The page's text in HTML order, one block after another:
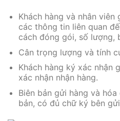
Khách hàng và nhân
các thông tin liên quan
cách đóng gói, số lượng,
Cân trọng lượng và tính
Khách hàng ký xác nhận
xác nhận nhận hàng.
Biên bản gửi hàng và
bản, có đủ chữ ký bên